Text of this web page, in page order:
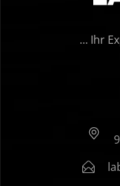
… Ihr